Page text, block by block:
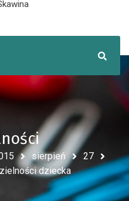
sierpień
27
dziecka